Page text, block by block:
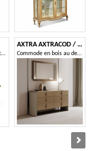
Table luxueuse avec plateau octogonal
AXTRA AXTRACOD / commode
Commode en bois au design intemporel